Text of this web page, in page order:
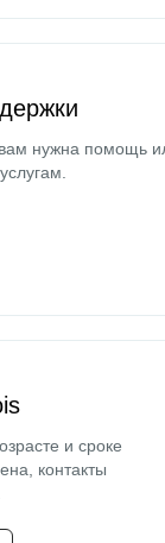
нужна помощь
и сроке
контакты